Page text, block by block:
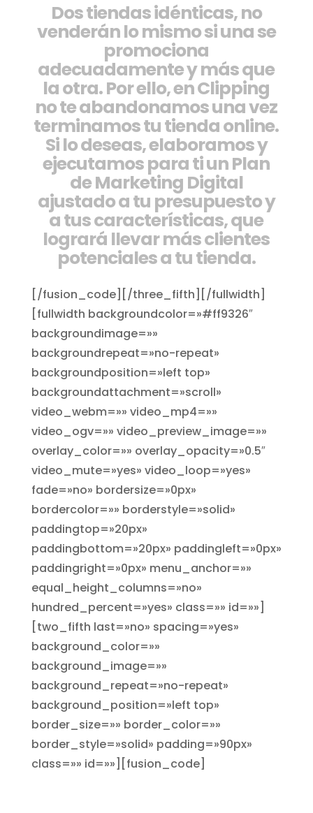
Dos tiendas idénticas, no
venderán lo mismo si una se
promociona
adecuadamente y más que
la otra. Por ello, en Clipping
no te abandonamos una vez
terminamos tu tienda online.
Si lo deseas, elaboramos y
ejecutamos para ti un Plan
de Marketing Digital
ajustado a tu presupuesto y
a tus características, que
logrará llevar más clientes
potenciales a tu tienda.
[/fusion_code][/three_fifth][/fullwidth]
[fullwidth backgroundcolor=»#ff9326″
backgroundimage=»»
backgroundrepeat=»no-repeat»
backgroundposition=»left top»
backgroundattachment=»scroll»
video_webm=»» video_mp4=»»
video_ogv=»» video_preview_image=»»
overlay_color=»» overlay_opacity=»0.5″
video_mute=»yes» video_loop=»yes»
fade=»no» bordersize=»0px»
bordercolor=»» borderstyle=»solid»
paddingtop=»20px»
paddingbottom=»20px» paddingleft=»0px»
paddingright=»0px» menu_anchor=»»
equal_height_columns=»no»
hundred_percent=»yes» class=»» id=»»]
[two_fifth last=»no» spacing=»yes»
background_color=»»
background_image=»»
background_repeat=»no-repeat»
background_position=»left top»
border_size=»» border_color=»»
border_style=»solid» padding=»90px»
class=»» id=»»][fusion_code]